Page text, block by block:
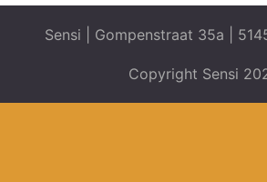
Sensi | Gompenstraat 35a |
Copyright Sensi